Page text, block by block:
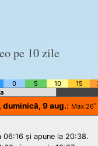
pe 10 zile
0 5 10 15
duminică, 9 aug.: Max
06:16 și apune la 20:38.